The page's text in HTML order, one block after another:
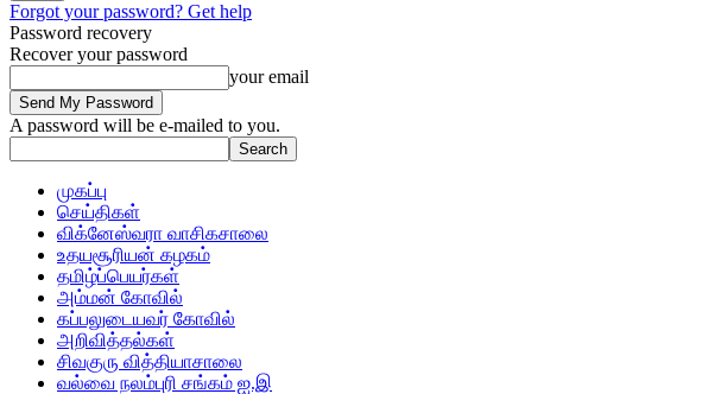
Forgot your password? Get help
Password recovery
Recover your password
your email
A password will be e-mailed to you.
முகப்பு
செய்திகள்
விக்னேஸ்வரா வாசிகசாலை
உதயசூரியன் கழகம்
தமிழ்ப்பெயர்கள்
அம்மன் கோவில்
கப்பலுடையவர் கோவில்
அறிவித்தல்கள்
சிவகுரு வித்தியாசாலை
வல்வை நலம்புரி சங்கம் ஐ.இ